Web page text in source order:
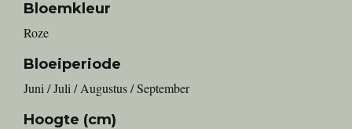
Bloemkleur
Roze
Bloeiperiode
Juni / Juli / Augustus / September
Hoogte (cm)